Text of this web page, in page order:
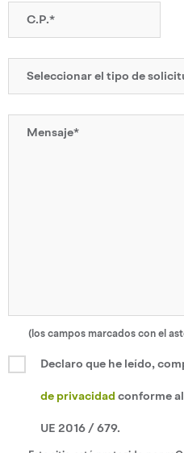
(los campos marcados con el
Declaro que he leído,
de privacidad conforme
UE 2016 / 679.